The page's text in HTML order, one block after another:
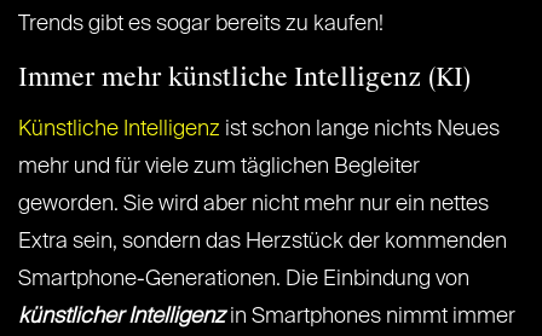
Trends gibt es sogar bereits zu kaufen!
Immer mehr künstliche Intelligenz (KI)
Künstliche Intelligenz ist schon lange nichts Neues
mehr und für viele zum täglichen Begleiter
geworden. Sie wird aber nicht mehr nur ein nettes
Extra sein, sondern das Herzstück der kommenden
Smartphone-Generationen. Die Einbindung von
künstlicher Intelligenzin Smartphones nimmt immer